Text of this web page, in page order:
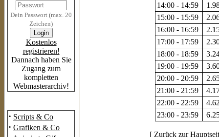
Dein Passwort (max. 20
Zeichen)
Kostenlos
registrieren!
Dannach haben Sie
Zugang zum
kompletten
Webmasterarchiv!
· Scripts & Co
· Grafiken & Co
14:00 - 14:59
15:00 - 15:59
16:00 - 16:59
17:00 - 17:59
18:00 - 18:59
19:00 - 19:59
20:00 - 20:59
21:00 - 21:59
22:00 - 22:59
23:00 - 23:59
[ Zurück zur